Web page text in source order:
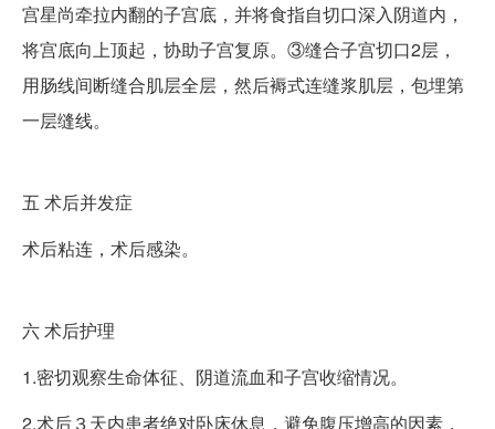
宫星尚牵拉内翻的子宫底，并将食指自切口深入阴道内，
将宫底向上顶起，协助子宫复原。③缝合子宫切口2层，
用肠线间断缝合肌层全层，然后褥式连缝浆肌层，包埋第
一层缝线。
五 术后并发症
术后粘连，术后感染。
六术后护理
1.密切观察生命体征、阴道流血和子宫收缩情况。
2.术后３天内患者绝对卧床休息，避免腹压增高的因素，